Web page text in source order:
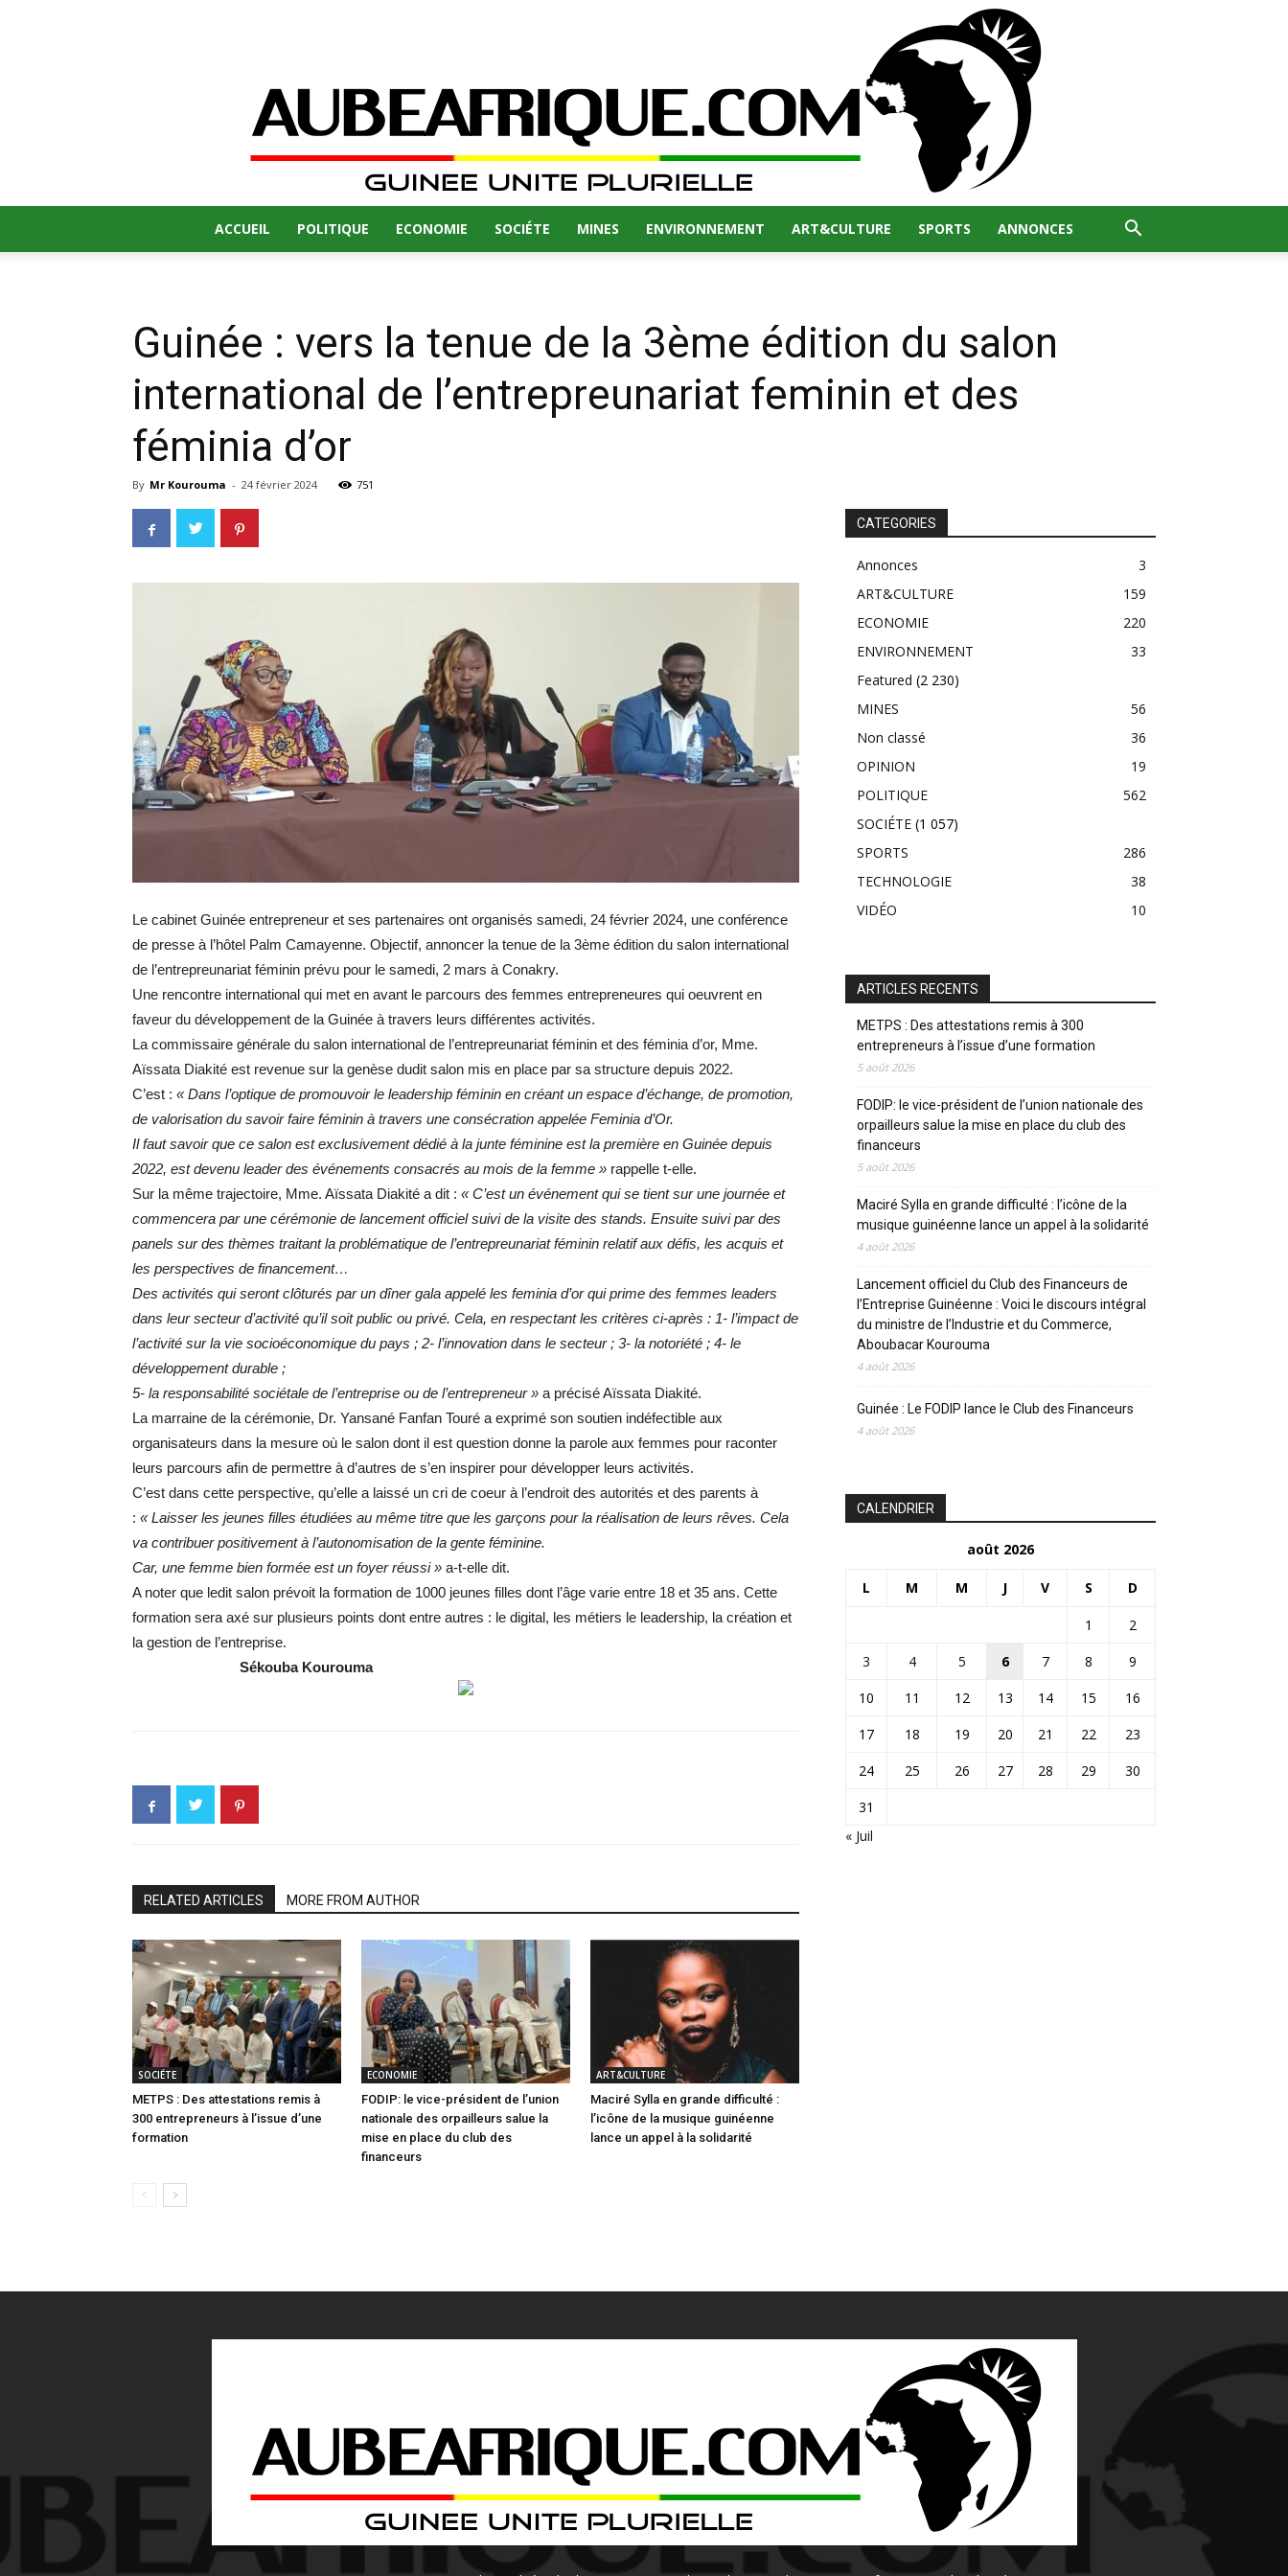
ACCUEIL POLITIQUE ECONOMIE SOCIÉTE MINES ENVIRONNEMENT ART&CULTURE SPORTS ANNONCES
Guinée : vers la tenue de la 3ème édition du salon
international de l’entrepreunariat feminin et des
féminia d’or
By Mr Kourouma - 24 février 2024 751
Le cabinet Guinée entrepreneur et ses partenaires ont organisés samedi, 24 février 2024, une conférence
de presse à l’hôtel Palm Camayenne. Objectif, annoncer la tenue de la 3ème édition du salon international
de l’entrepreunariat féminin prévu pour le samedi, 2 mars à Conakry.
Une rencontre international qui met en avant le parcours des femmes entrepreneures qui oeuvrent en
faveur du développement de la Guinée à travers leurs différentes activités.
La commissaire générale du salon international de l’entrepreunariat féminin et des féminia d’or, Mme.
Aïssata Diakité est revenue sur la genèse dudit salon mis en place par sa structure depuis 2022.
C’est : « Dans l’optique de promouvoir le leadership féminin en créant un espace d’échange, de promotion,
de valorisation du savoir faire féminin à travers une consécration appelée Feminia d’Or.
Il faut savoir que ce salon est exclusivement dédié à la junte féminine est la première en Guinée depuis
2022, est devenu leader des événements consacrés au mois de la femme » rappelle t-elle.
Sur la même trajectoire, Mme. Aïssata Diakité a dit : « C’est un événement qui se tient sur une journée et
commencera par une cérémonie de lancement officiel suivi de la visite des stands. Ensuite suivi par des
panels sur des thèmes traitant la problématique de l’entrepreunariat féminin relatif aux défis, les acquis et
les perspectives de financement…
Des activités qui seront clôturés par un dîner gala appelé les feminia d’or qui prime des femmes leaders
dans leur secteur d’activité qu’il soit public ou privé. Cela, en respectant les critères ci-après : 1- l’impact de
l’activité sur la vie socioéconomique du pays ; 2- l’innovation dans le secteur ; 3- la notoriété ; 4- le
développement durable ;
5- la responsabilité sociétale de l’entreprise ou de l’entrepreneur » a précisé Aïssata Diakité.
La marraine de la cérémonie, Dr. Yansané Fanfan Touré a exprimé son soutien indéfectible aux
organisateurs dans la mesure où le salon dont il est question donne la parole aux femmes pour raconter
leurs parcours afin de permettre à d’autres de s’en inspirer pour développer leurs activités.
C’est dans cette perspective, qu’elle a laissé un cri de coeur à l’endroit des autorités et des parents à
: « Laisser les jeunes filles étudiées au même titre que les garçons pour la réalisation de leurs rêves. Cela
va contribuer positivement à l’autonomisation de la gente féminine.
Car, une femme bien formée est un foyer réussi » a-t-elle dit.
A noter que ledit salon prévoit la formation de 1000 jeunes filles dont l’âge varie entre 18 et 35 ans. Cette
formation sera axé sur plusieurs points dont entre autres : le digital, les métiers le leadership, la création et
la gestion de l’entreprise.
Sékouba Kourouma
RELATED ARTICLES MORE FROM AUTHOR
SOCIÉTE
METPS : Des attestations remis à
300 entrepreneurs à l’issue d’une
formation
ECONOMIE
FODIP: le vice-président de l’union
nationale des orpailleurs salue la
mise en place du club des
financeurs
ART&CULTURE
Maciré Sylla en grande difficulté :
l’icône de la musique guinéenne
lance un appel à la solidarité
CATEGORIES
Annonces
3
ART&CULTURE
159
ECONOMIE
220
ENVIRONNEMENT
33
Featured (2 230)
MINES
56
Non classé
36
OPINION
19
POLITIQUE
562
SOCIÉTE (1 057)
SPORTS
286
TECHNOLOGIE
38
VIDÉO
10
ARTICLES RECENTS
METPS : Des attestations remis à 300
entrepreneurs à l’issue d’une formation
5 août 2026
FODIP: le vice-président de l’union nationale des
orpailleurs salue la mise en place du club des
financeurs
5 août 2026
Maciré Sylla en grande difficulté : l’icône de la
musique guinéenne lance un appel à la solidarité
4 août 2026
Lancement officiel du Club des Financeurs de
l’Entreprise Guinéenne : Voici le discours intégral
du ministre de l’Industrie et du Commerce,
Aboubacar Kourouma
4 août 2026
Guinée : Le FODIP lance le Club des Financeurs
4 août 2026
CALENDRIER
août 2026
L M M J V S D
1
2
3
4 5 6 7 8
9
10
11 12 13 14 15
16
17
18 19 20 21 22
23
24
25 26 27 28 29
30
31
« Juil